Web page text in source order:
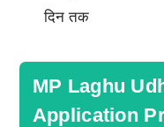
दिन तक
MP Laghu
Application